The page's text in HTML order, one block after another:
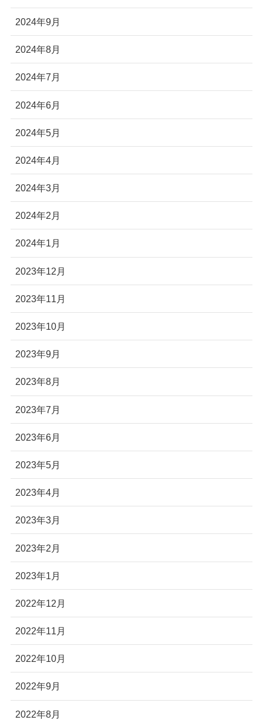
2024年9月
2024年8月
2024年7月
2024年6月
2024年5月
2024年4月
2024年3月
2024年2月
2024年1月
2023年12月
2023年11月
2023年10月
2023年9月
2023年8月
2023年7月
2023年6月
2023年5月
2023年4月
2023年3月
2023年2月
2023年1月
2022年12月
2022年11月
2022年10月
2022年9月
2022年8月